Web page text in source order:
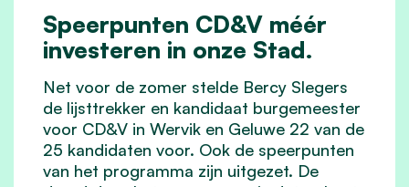
Speerpunten CD&V méér
investeren in onze Stad.
Net voor de zomer stelde Bercy Slegers
de lijsttrekker en kandidaat burgemeester
voor CD&V in Wervik en Geluwe 22 van de
25 kandidaten voor. Ook de speerpunten
van het programma zijn uitgezet. De